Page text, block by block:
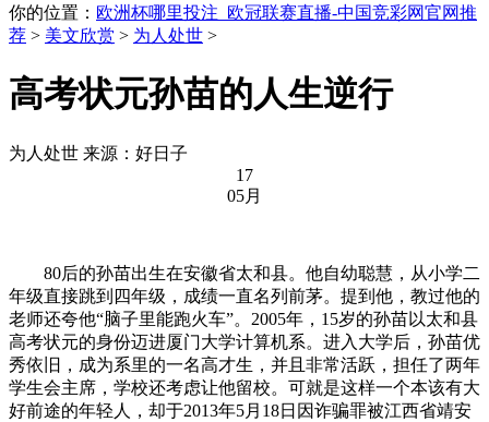
你的位置： 欧洲杯哪里投注_欧冠联赛直播-中国竞彩网官网推
荐 > 美文欣赏 > 为人处世 >
高考状元孙苗的人生逆行
为人处世 来源：好日子
17
05月
80后的孙苗出生在安徽省太和县。他自幼聪慧，从小学二
年级直接跳到四年级，成绩一直名列前茅。提到他，教过他的
老师还夸他“脑子里能跑火车”。2005年，15岁的孙苗以太和县
高考状元的身份迈进厦门大学计算机系。进入大学后，孙苗优
秀依旧，成为系里的一名高才生，并且非常活跃，担任了两年
学生会主席，学校还考虑让他留校。可就是这样一个本该有大
好前途的年轻人，却于2013年5月18日因诈骗罪被江西省靖安